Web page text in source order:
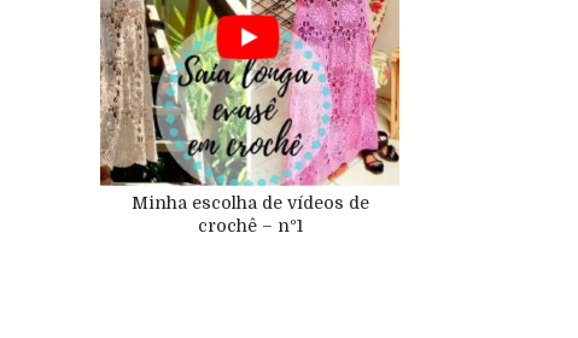
Minha escolha de vídeos de
crochê – nº1